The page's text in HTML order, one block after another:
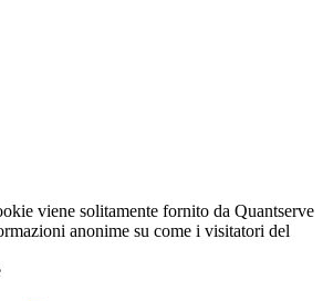
viene solitamente fornito da Quantserve
anonime su come i visitatori del